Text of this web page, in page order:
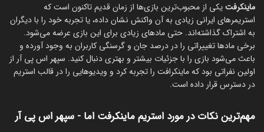
ماینکرفتیکی از محبوب‌ترین بازی‌ها از زمان قدیم تاکنون است که
استریمرهای ایرانی زیادی به آن واکنش نشان داده، یا تجربه خود را با دیگران
به اشتراک گذاشته‌اند. حتی مادهای زیادی برای این بازی عرضه می‌شود.
برخی مادها تغییراتی را در درصد جان و گرسنگی کاربران به وجود آورده و
باعث می‌شود بازی را با جزئیات بیشتر و بهتری دنبال کنید. سپهر اس پی آر از
اولین نفراتی بود که ماینکرافت را تجربه کرد و ویدیوهایی را در قالب استریم
در دسترس قرار داده است.
مهم‌ترین نکات در مورد استریم ماینکرفت اما - سپهر اس پی آر